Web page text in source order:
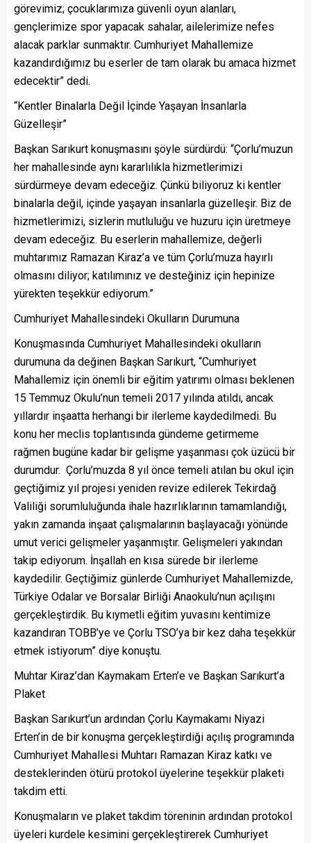
görevimiz; çocuklarımıza güvenli oyun alanları,
gençlerimize spor yapacak sahalar, ailelerimize nefes
alacak parklar sunmaktır. Cumhuriyet Mahallemize
kazandırdığımız bu eserler de tam olarak bu amaca hizmet
edecektir” dedi.
“Kentler Binalarla Değil İçinde Yaşayan İnsanlarla
Güzelleşir”
Başkan Sarıkurt konuşmasını şöyle sürdürdü: “Çorlu’muzun
her mahallesinde aynı kararlılıkla hizmetlerimizi
sürdürmeye devam edeceğiz. Çünkü biliyoruz ki kentler
binalarla değil, içinde yaşayan insanlarla güzelleşir. Biz de
hizmetlerimizi, sizlerin mutluluğu ve huzuru için üretmeye
devam edeceğiz. Bu eserlerin mahallemize, değerli
muhtarımız Ramazan Kiraz’a ve tüm Çorlu’muza hayırlı
olmasını diliyor; katılımınız ve desteğiniz için hepinize
yürekten teşekkür ediyorum.”
Cumhuriyet Mahallesindeki Okulların Durumuna
Konuşmasında Cumhuriyet Mahallesindeki okulların
durumuna da değinen Başkan Sarıkurt, “Cumhuriyet
Mahallemiz için önemli bir eğitim yatırımı olması beklenen
15 Temmuz Okulu’nun temeli 2017 yılında atıldı, ancak
yıllardır inşaatta herhangi bir ilerleme kaydedilmedi. Bu
konu her meclis toplantısında gündeme getirmeme
rağmen bugüne kadar bir gelişme yaşanması çok üzücü bir
durumdur. Çorlu’muzda 8 yıl önce temeli atılan bu okul için
geçtiğimiz yıl projesi yeniden revize edilerek Tekirdağ
Valiliği sorumluluğunda ihale hazırlıklarının tamamlandığı,
yakın zamanda inşaat çalışmalarının başlayacağı yönünde
umut verici gelişmeler yaşanmıştır. Gelişmeleri yakından
takip ediyorum. İnşallah en kısa sürede bir ilerleme
kaydedilir. Geçtiğimiz günlerde Cumhuriyet Mahallemizde,
Türkiye Odalar ve Borsalar Birliği Anaokulu’nun açılışını
gerçekleştirdik. Bu kıymetli eğitim yuvasını kentimize
kazandıran TOBB’ye ve Çorlu TSO’ya bir kez daha teşekkür
etmek istiyorum” diye konuştu.
Muhtar Kiraz’dan Kaymakam Erten’e ve Başkan Sarıkurt’a
Plaket
Başkan Sarıkurt’un ardından Çorlu Kaymakamı Niyazi
Erten’in de bir konuşma gerçekleştirdiği açılış programında
Cumhuriyet Mahallesi Muhtarı Ramazan Kiraz katkı ve
desteklerinden ötürü protokol üyelerine teşekkür plaketi
takdim etti.
Konuşmaların ve plaket takdim töreninin ardından protokol
üyeleri kurdele kesimini gerçekleştirerek Cumhuriyet